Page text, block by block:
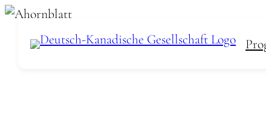
Zum
springen